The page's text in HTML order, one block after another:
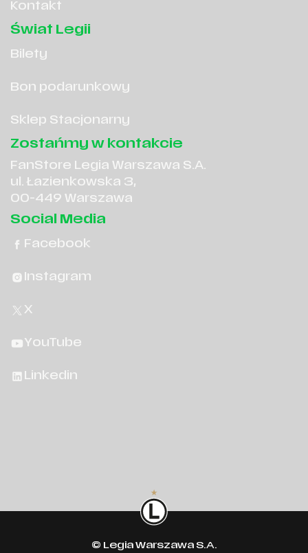
Kontakt
Świat Legii
Bilety
Bon podarunkowy
Sklep Stacjonarny
Zostańmy w kontakcie
FanStore Legia Warszawa S.A.
ul. Łazienkowska 3,
00-449 Warszawa
Social Media
Facebook
Instagram
X
YouTube
Linkedin
© Legia Warszawa S.A.